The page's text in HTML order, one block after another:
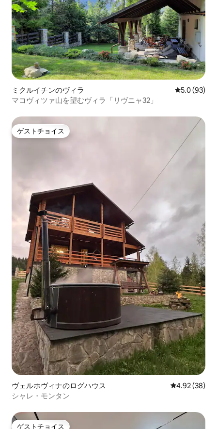
ミクルイチンのヴィラ レビュー93
5.0 (93)
マコヴィツァ山を望むヴィラ「リヴニャ32」
ゲストチョイス
ゲストチョイス
ヴェルホヴィナのログハウス レビュー38
4.92 (38)
シャレ・モンタン
ゲストチョイス